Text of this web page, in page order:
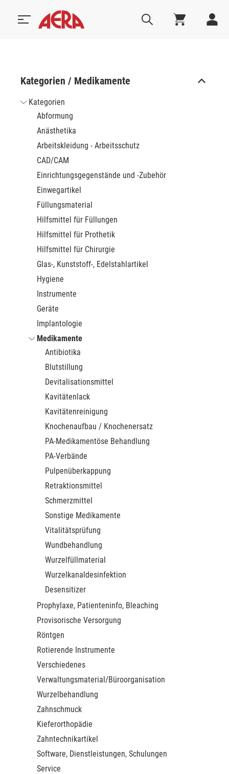
Kategorien / Medikamente
Kategorien
Abformung
Anästhetika
Arbeitskleidung - Arbeitsschutz
CAD/CAM
Einrichtungsgegenstände und -Zubehör
Einwegartikel
Füllungsmaterial
Hilfsmittel für Füllungen
Hilfsmittel für Prothetik
Hilfsmittel für Chirurgie
Glas-, Kunststoff-, Edelstahlartikel
Hygiene
Instrumente
Geräte
Implantologie
Medikamente
Antibiotika
Blutstillung
Devitalisationsmittel
Kavitätenlack
Kavitätenreinigung
Knochenaufbau / Knochenersatz
PA-Medikamentöse Behandlung
PA-Verbände
Pulpenüberkappung
Retraktionsmittel
Schmerzmittel
Sonstige Medikamente
Vitalitätsprüfung
Wundbehandlung
Wurzelfüllmaterial
Wurzelkanaldesinfektion
Desensitizer
Prophylaxe, Patienteninfo, Bleaching
Provisorische Versorgung
Röntgen
Rotierende Instrumente
Verschiedenes
Verwaltungsmaterial/Büroorganisation
Wurzelbehandlung
Zahnschmuck
Kieferorthopädie
Zahntechnikartikel
Software, Dienstleistungen, Schulungen
Service